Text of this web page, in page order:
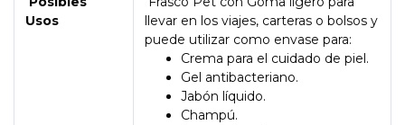
Usos
llevar en los viajes, carteras o bolsos y
puede utilizar como envase para:
Crema para el cuidado de piel.
Gel antibacteriano.
Jabón líquido.
Champú.